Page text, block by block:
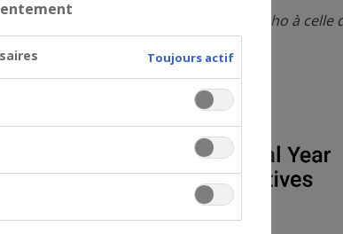
», une initiative qui fait écho à celle
Toujours actif